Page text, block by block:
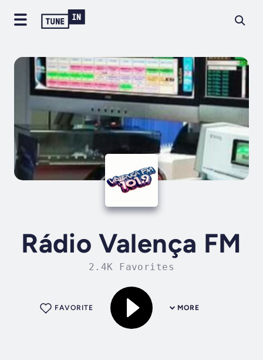
Rádio Valença FM
2.4K Favorites
MORE
FAVORITE